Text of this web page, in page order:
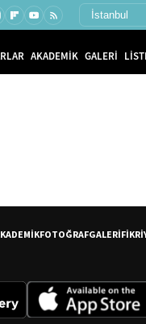
AKADEMİK GALERİ
FOTOĞRAFGALERİ